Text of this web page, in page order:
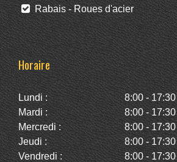
Rabais - Roues d'acier
Horaire
Lundi :
8:00 - 17:30
Mardi :
8:00 - 17:30
Mercredi :
8:00 - 17:30
Jeudi :
8:00 - 17:30
Vendredi :
8:00 - 17:30